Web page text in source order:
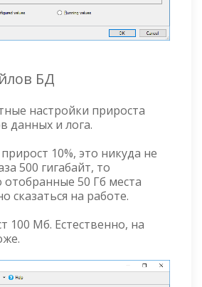
БД
настройки прироста
данных и лога.
10%, это никуда не
500 гигабайт, то
50 Гб места
сказаться на работе.
100 Мб. Естественно, на